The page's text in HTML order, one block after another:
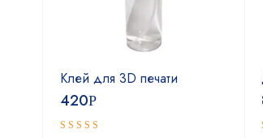
Клей для 3D печати
420Р